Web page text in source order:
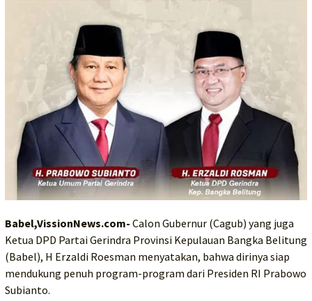
Babel,VissionNews.com- Calon Gubernur (Cagub) yang juga
Ketua DPD Partai Gerindra Provinsi Kepulauan Bangka Belitung
(Babel), H Erzaldi Roesman menyatakan, bahwa dirinya siap
mendukung penuh program-program dari Presiden RI Prabowo
Subianto.